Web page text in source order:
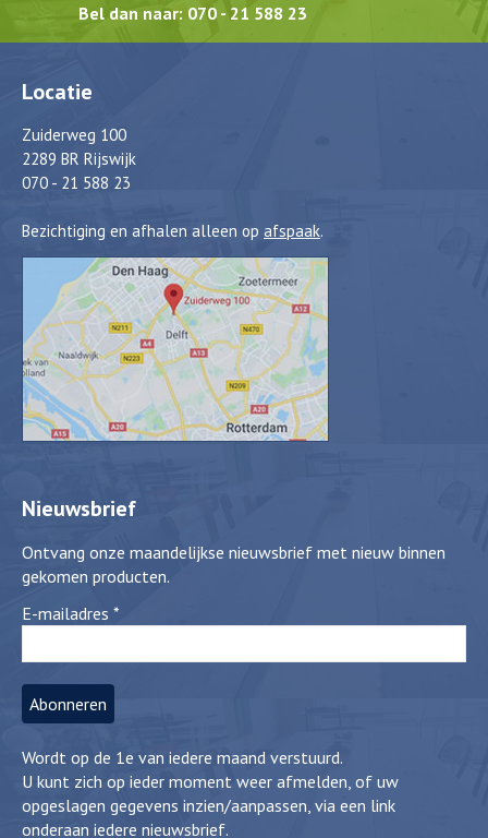
Bel dan naar: 070 - 21 588 23
Locatie
Zuiderweg 100
2289 BR Rijswijk
070 - 21 588 23
Bezichtiging en afhalen alleen op afspaak.
Nieuwsbrief
Ontvang onze maandelijkse nieuwsbrief met nieuw binnen
gekomen producten.
E-mailadres *
Wordt op de 1e van iedere maand verstuurd.
U kunt zich op ieder moment weer afmelden, of uw
opgeslagen gegevens inzien/aanpassen, via een link
onderaan iedere nieuwsbrief.